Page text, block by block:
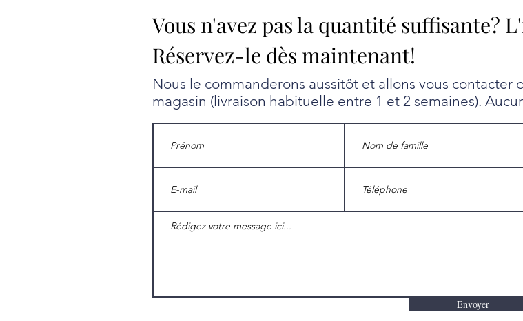
Vous n'avez pas la quantité suffisante?
Réservez-le dès maintenant!
Nous le commanderons aussitôt et allons vous contacter
magasin (livraison habituelle entre 1 et 2 semaines).
Envoyer